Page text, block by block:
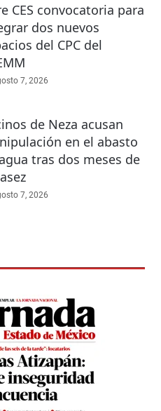
CES convocatoria para
dos nuevos
del CPC del
7, 2026
de Neza acusan
en el abasto
tras dos meses de
7, 2026